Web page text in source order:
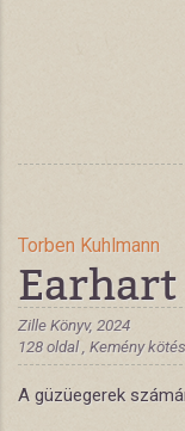
Torben Kuhlmann
Earhart
Zille Könyv, 2024
128 oldal , Kemény kötés
A güzüegerek